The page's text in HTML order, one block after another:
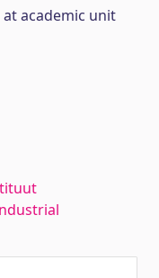
academic unit